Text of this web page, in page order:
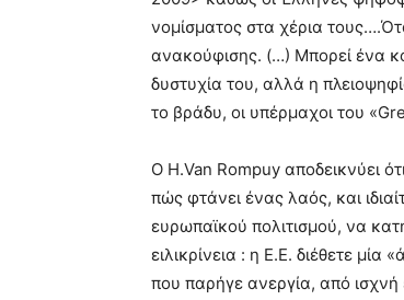
νομίσματος στα χέρια
ανακούφισης. (…) Μπορεί ένα
δυστυχία του, αλλά η
το βράδυ, οι υπέρμαχοι του
Ο H.Van Rompuy αποδεικνύει
πώς φτάνει ένας λαός, και
ευρωπαϊκού πολιτισμού, να
ειλικρίνεια : η Ε.Ε. διέθετε μία
που παρήγε ανεργία, από